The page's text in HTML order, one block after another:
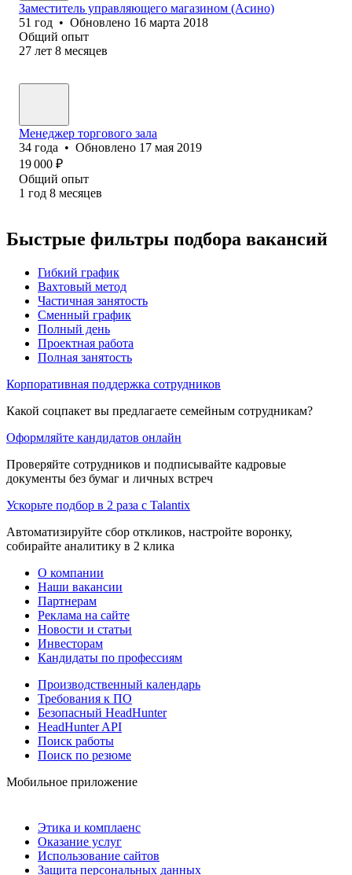
Заместитель управляющего магазином (Асино)
51 год • Обновлено 16 марта 2018
Общий опыт
27 лет 8 месяцев
Менеджер торгового зала
34 года • Обновлено 17 мая 2019
19 000 ₽
Общий опыт
1 год 8 месяцев
Быстрые фильтры подбора вакансий
Гибкий график
Вахтовый метод
Частичная занятость
Сменный график
Полный день
Проектная работа
Полная занятость
Корпоративная поддержка сотрудников
Какой соцпакет вы предлагаете семейным сотрудникам?
Оформляйте кандидатов онлайн
Проверяйте сотрудников и подписывайте кадровые
документы без бумаг и личных встреч
Ускорьте подбор в 2 раза с Talantix
Автоматизируйте сбор откликов, настройте воронку,
собирайте аналитику в 2 клика
О компании
Наши вакансии
Партнерам
Реклама на сайте
Новости и статьи
Инвесторам
Кандидаты по профессиям
Производственный календарь
Требования к ПО
Безопасный HeadHunter
HeadHunter API
Поиск работы
Поиск по резюме
Мобильное приложение
Этика и комплаенс
Оказание услуг
Использование сайтов
Защита персональных данных